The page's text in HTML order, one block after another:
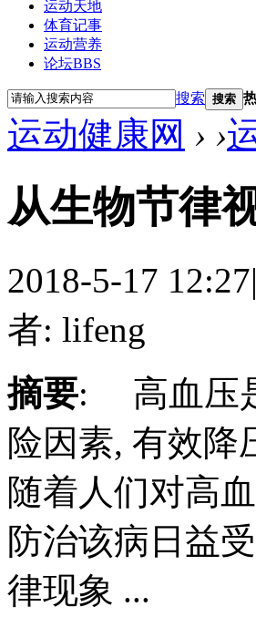
运动天地
体育记事
运动营养
论坛BBS
搜索 搜索
运动健康网 › ›
从生物节律
2018-5-17 12:27|
者: lifeng
摘要: 高血压
险因素, 有效降
随着人们对高
防治该病日益
律现象 ...